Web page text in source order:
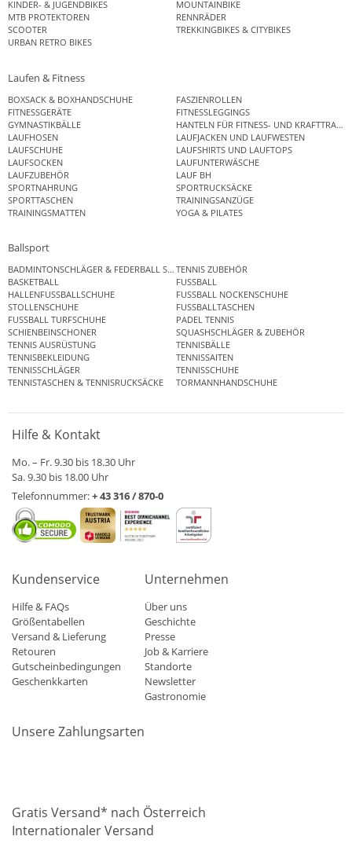
KINDER- & JUGENDBIKES
MOUNTAINBIKE
MTB PROTEKTOREN
RENNRÄDER
SCOOTER
TREKKINGBIKES & CITYBIKES
URBAN RETRO BIKES
Laufen & Fitness
BOXSACK & BOXHANDSCHUHE
FASZIENROLLEN
FITNESSGERÄTE
FITNESSLEGGINGS
GYMNASTIKBÄLLE
HANTELN FÜR FITNESS- UND
LAUFHOSEN
LAUFJACKEN UND LAUFWESTEN
LAUFSCHUHE
LAUFSHIRTS UND LAUFTOPS
LAUFSOCKEN
LAUFUNTERWÄSCHE
LAUFZUBEHÖR
LAUF BH
SPORTNAHRUNG
SPORTRUCKSÄCKE
SPORTTASCHEN
TRAININGSANZÜGE
TRAININGSMATTEN
YOGA & PILATES
Ballsport
BADMINTONSCHLÄGER & FEDERBALL SETSTENNIS ZUBEHÖR
BASKETBALL
FUSSBALL
HALLENFUSSBALLSCHUHE
FUSSBALL NOCKENSCHUHE
STOLLENSCHUHE
FUSSBALLTASCHEN
FUSSBALL TURFSCHUHE
PADEL TENNIS
SCHIENBEINSCHONER
SQUASHSCHLÄGER & ZUBEHÖR
TENNIS AUSRÜSTUNG
TENNISBÄLLE
TENNISBEKLEIDUNG
TENNISSAITEN
TENNISSCHLÄGER
TENNISSCHUHE
TENNISTASCHEN & TENNISRUCKSÄCKE
TORMANNHANDSCHUHE
Hilfe & Kontakt
Mo. – Fr. 9.30 bis 18.30 Uhr
Sa. 9.30 bis 18.00 Uhr
Telefonnummer:+ 43 316 / 870-0
Kundenservice
Hilfe & FAQs
Größentabellen
Versand & Lieferung
Retouren
Gutscheinbedingungen
Geschenkkarten
Unternehmen
Über uns
Geschichte
Presse
Job & Karriere
Standorte
Newsletter
Gastronomie
Unsere Zahlungsarten
Gratis Versand* nach Österreich
Internationaler Versand